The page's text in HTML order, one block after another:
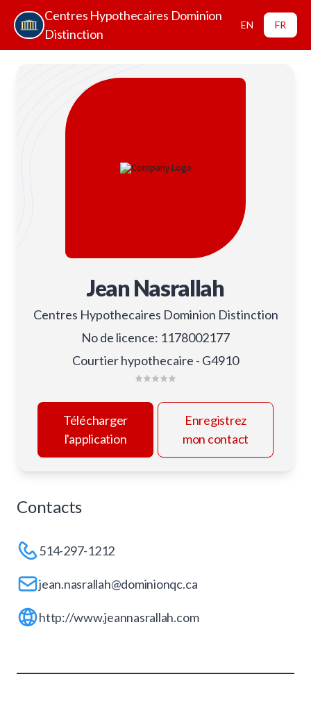
Centres Hypothecaires Dominion
Distinction
EN FR
Jean Nasrallah
Centres Hypothecaires Dominion Distinction
No de licence: 1178002177
Courtier hypothecaire - G4910
Télécharger
l'application
Enregistrez
mon contact
Contacts
514-297-1212
jean.nasrallah@dominionqc.ca
http://www.jeannasrallah.com